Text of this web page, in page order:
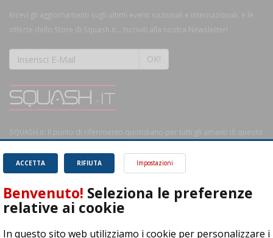
Ricevi gli aggiornamenti sugli ultimi eventi nazionali e internazionali, e le
offerte dello Store di Squash.it... Iscriviti alla nostra Newsletter!
OK!
SQUASH.it: Il punto di riferimento quotidiano per tutti gli amanti di questo
RIFIUTA
ACCETTA Impostazioni
Benvenuto! Seleziona le preferenze
relative ai cookie
In questo sito web utilizziamo i cookie per personalizzare i